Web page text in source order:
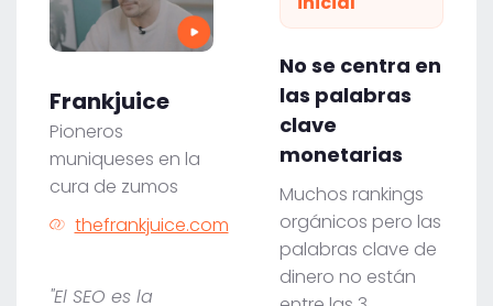
Frankjuice
Pioneros
muniqueses en la
cura de zumos
thefrankjuice.com
"El SEO es la
No se centra en
las palabras
clave
monetarias
Muchos rankings
orgánicos pero las
palabras clave de
dinero no están